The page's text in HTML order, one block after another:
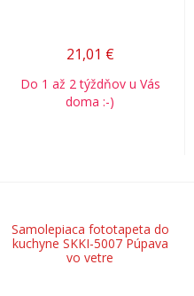
21,01 €
Do 1 až 2 týždňov u Vás
doma :-)
Samolepiaca fototapeta do
kuchyne SKKI-5007 Púpava
vo vetre